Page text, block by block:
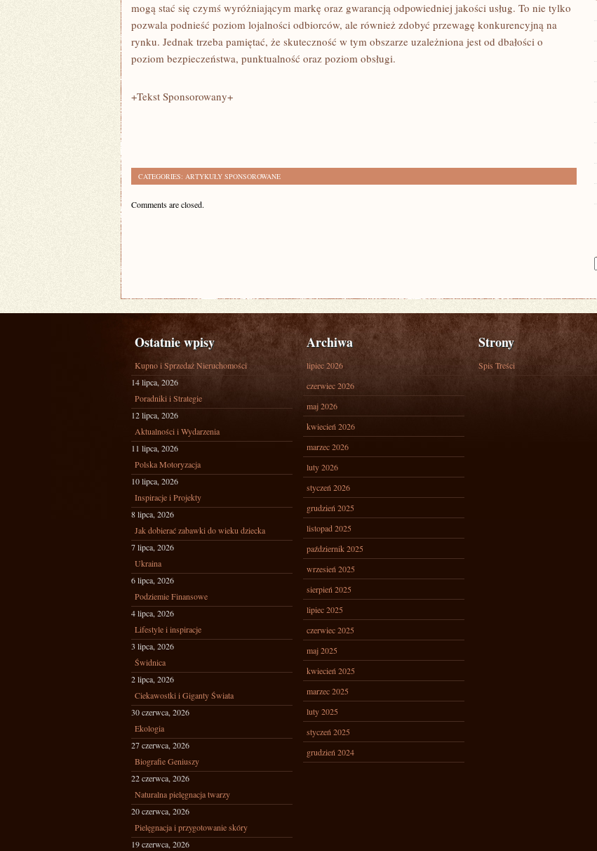
mogą stać się czymś wyróżniającym markę oraz gwarancją odpowiedniej jakości usług. To nie tylko
pozwala podnieść poziom lojalności odbiorców, ale również zdobyć przewagę konkurencyjną na
rynku. Jednak trzeba pamiętać, że skuteczność w tym obszarze uzależniona jest od dbałości o
poziom bezpieczeństwa, punktualność oraz poziom obsługi.
+Tekst Sponsorowany+
CATEGORIES: ARTYKUŁY SPONSOROWANE
Comments are closed.
Ostatnie wpisy
Kupno i Sprzedaż Nieruchomości
14 lipca, 2026
Poradniki i Strategie
12 lipca, 2026
Aktualności i Wydarzenia
11 lipca, 2026
Polska Motoryzacja
10 lipca, 2026
Inspiracje i Projekty
8 lipca, 2026
Jak dobierać zabawki do wieku dziecka
7 lipca, 2026
Ukraina
6 lipca, 2026
Podziemie Finansowe
4 lipca, 2026
Lifestyle i inspiracje
3 lipca, 2026
Świdnica
2 lipca, 2026
Ciekawostki i Giganty Świata
30 czerwca, 2026
Ekologia
27 czerwca, 2026
Biografie Geniuszy
22 czerwca, 2026
Naturalna pielęgnacja twarzy
20 czerwca, 2026
Pielęgnacja i przygotowanie skóry
19 czerwca, 2026
Archiwa
lipiec 2026
czerwiec 2026
maj 2026
kwiecień 2026
marzec 2026
luty 2026
styczeń 2026
grudzień 2025
listopad 2025
październik 2025
wrzesień 2025
sierpień 2025
lipiec 2025
czerwiec 2025
maj 2025
kwiecień 2025
marzec 2025
luty 2025
styczeń 2025
grudzień 2024
Strony
Spis Treści